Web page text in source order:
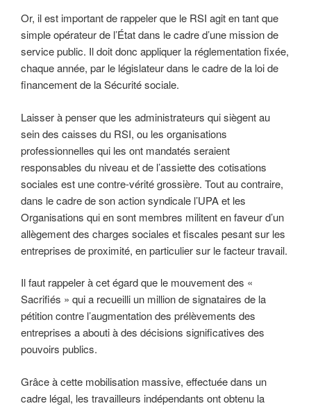
Or, il est important de rappeler que le RSI agit en tant que
simple opérateur de l’État dans le cadre d’une mission de
service public. Il doit donc appliquer la réglementation fixée,
chaque année, par le législateur dans le cadre de la loi de
financement de la Sécurité sociale.
Laisser à penser que les administrateurs qui siègent au
sein des caisses du RSI, ou les organisations
professionnelles qui les ont mandatés seraient
responsables du niveau et de l’assiette des cotisations
sociales est une contre-vérité grossière. Tout au contraire,
dans le cadre de son action syndicale l’UPA et les
Organisations qui en sont membres militent en faveur d’un
allègement des charges sociales et fiscales pesant sur les
entreprises de proximité, en particulier sur le facteur travail.
Il faut rappeler à cet égard que le mouvement des «
Sacrifiés » qui a recueilli un million de signataires de la
pétition contre l’augmentation des prélèvements des
entreprises a abouti à des décisions significatives des
pouvoirs publics.
Grâce à cette mobilisation massive, effectuée dans un
cadre légal, les travailleurs indépendants ont obtenu la